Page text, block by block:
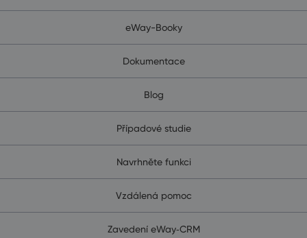
eWay-Booky
Dokumentace
Blog
Případové studie
Navrhněte funkci
Vzdálená pomoc
Zavedení eWay‑CRM